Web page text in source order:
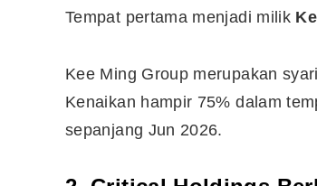
Tempat pertama menjadi milik
Kee Ming Group merupakan
Kenaikan hampir 75% dalam
sepanjang Jun 2026.
Editor Picks
Ini 15 Panduan
Perlu Tahu